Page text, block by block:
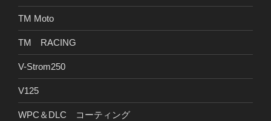
TM Moto
TM RACING
V-Strom250
V125
WPC＆DLC コーティング